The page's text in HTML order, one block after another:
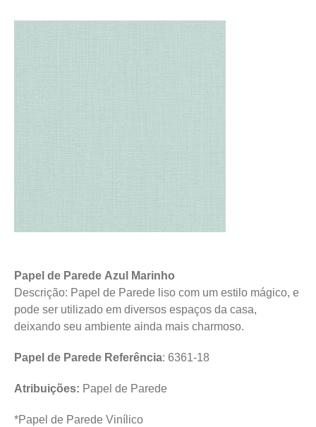
Papel de Parede Azul Marinho
Descrição: Papel de Parede liso com um estilo mágico, e
pode ser utilizado em diversos espaços da casa,
deixando seu ambiente ainda mais charmoso.
Papel de Parede Referência: 6361-18
Atribuições: Papel de Parede
*Papel de Parede Vinílico